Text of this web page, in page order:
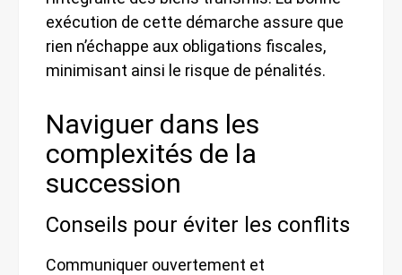
exécution de cette démarche assure que
rien n’échappe aux obligations fiscales,
minimisant ainsi le risque de pénalités.
Naviguer dans les
complexités de la
succession
Conseils pour éviter les conflits
Communiquer ouvertement et